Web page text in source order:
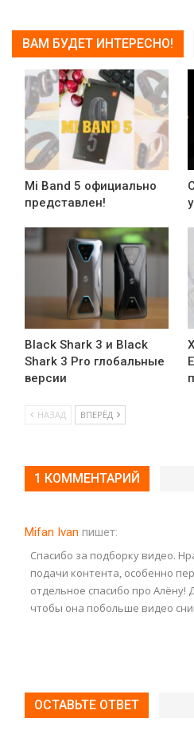
ВАМ БУДЕТ ИНТЕРЕСНО!
Mi Band 5 официально
представлен!
Black Shark 3 и Black
Shark 3 Pro глобальные
версии
НАЗАД ВПЕРЁД
1 КОММЕНТАРИЙ
Mifan Ivan пишет:
Спасибо за подборку видео.
подачи контента, особенно
отдельное спасибо про Алёну!
чтобы она побольше видео
ОСТАВЬТЕ ОТВЕТ